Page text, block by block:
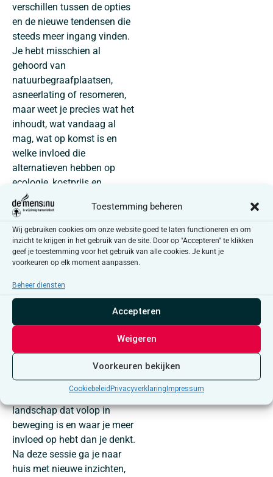
Toestemming beheren
Wij gebruiken cookies om onze website goed te laten functioneren en om
inzicht te krijgen in het gebruik van de site. Door op "Accepteren" te klikken
geef je toestemming voor het gebruik van alle cookies. Je kunt je
voorkeuren op elk moment aanpassen.
Beheer diensten
Accepteren
Weigeren
Voorkeuren bekijken
Cookiebeleid Privacyverklaring Impressum
verschillen tussen de opties
en de nieuwe tendensen die
steeds meer ingang vinden.
Je hebt misschien al
gehoord van
natuurbegraafplaatsen,
asneerlating of resomeren,
maar weet je precies wat het
inhoudt, wat vandaag al
mag, wat op komst is en
welke invloed die
alternatieven hebben op
ecologie, kostprijs en
rituelen? Of hoe groot je
vrijheid eigenlijk is bij het
bewaren, verstrooien of een
plaats geven van een urne?
Deze sessie geeft je niet
alleen antwoorden op wat je
inzichten in mogelijkheden
waarvan je misschien niet
wist dat ze bestonden. Het
wordt een heldere, praktische
en soms verrassende reis
door het landschap van
afscheid nemen — een
landschap dat volop in
beweging is en waar je meer
invloed op hebt dan je denkt.
Na deze sessie ga je naar
huis met nieuwe inzichten,